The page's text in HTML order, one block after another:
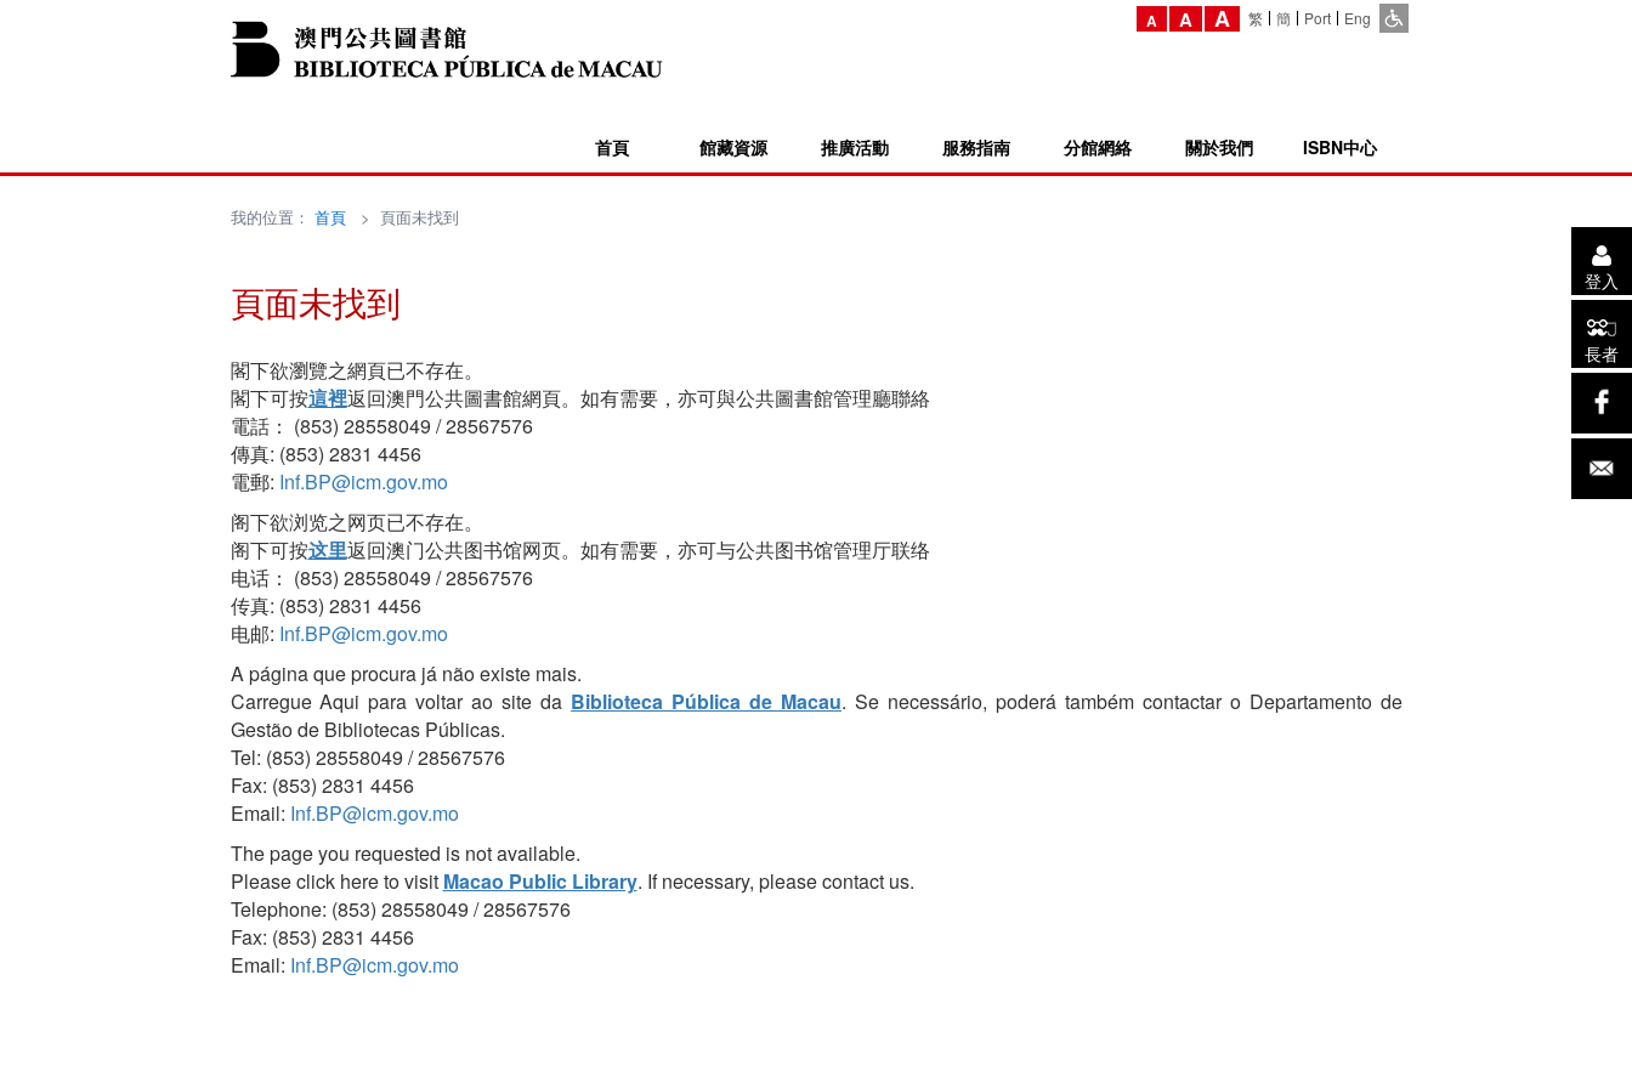
A A A 繁 簡 Port Eng
首頁 館藏資源 推廣活動 服務指南 分館網絡 關於我們 ISBN中心
登入
長者
我的位置： 首頁> 頁面未找到
頁面未找到
閣下欲瀏覽之網頁已不存在。
閣下可按這裡返回澳門公共圖書館網頁。如有需要，亦可與公共圖書館管理廳聯絡
電話： (853) 28558049 / 28567576
傳真: (853) 2831 4456
電郵: Inf.BP@icm.gov.mo
阁下欲浏览之网页已不存在。
阁下可按这里返回澳门公共图书馆网页。如有需要，亦可与公共图书馆管理厅联络
电话： (853) 28558049 / 28567576
传真: (853) 2831 4456
电邮: Inf.BP@icm.gov.mo
A página que procura já não existe mais.
Carregue Aqui para voltar ao site da Biblioteca Pública de Macau. Se necessário, poderá também contactar o Departamento de
Gestão de Bibliotecas Públicas.
Tel: (853) 28558049 / 28567576
Fax: (853) 2831 4456
Email: Inf.BP@icm.gov.mo
The page you requested is not available.
Please click here to visit Macao Public Library. If necessary, please contact us.
Telephone: (853) 28558049 / 28567576
Fax: (853) 2831 4456
Email: Inf.BP@icm.gov.mo